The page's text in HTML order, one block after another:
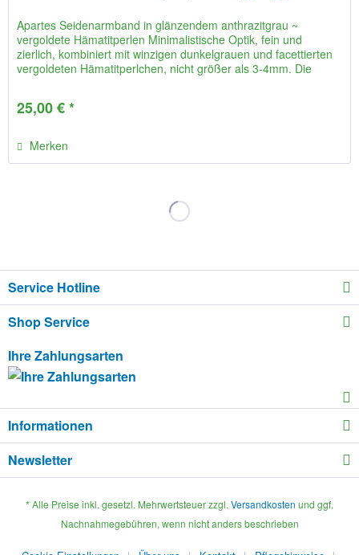
Apartes Seidenarmband in glänzendem anthrazitgrau ~
vergoldete Hämatitperlen Minimalistische Optik, fein und
zierlich, kombiniert mit winzigen dunkelgrauen und facettierten
vergoldeten Hämatitperlchen, nicht größer als 3-4mm. Die
25,00 € *
Merken
Service Hotline
Shop Service
Ihre Zahlungsarten
Informationen
Newsletter
* Alle Preise inkl. gesetzl. Mehrwertsteuer zzgl. Versandkosten und ggf.
Nachnahmegebühren, wenn nicht anders beschrieben